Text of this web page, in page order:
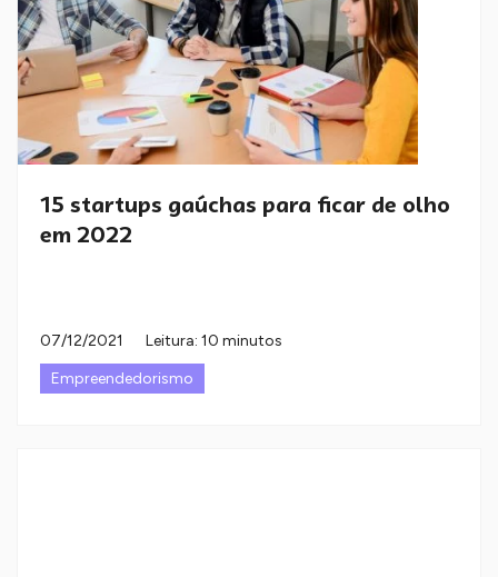
15 startups gaúchas para ficar de olho
em 2022
07/12/2021
Leitura: 10 minutos
Empreendedorismo